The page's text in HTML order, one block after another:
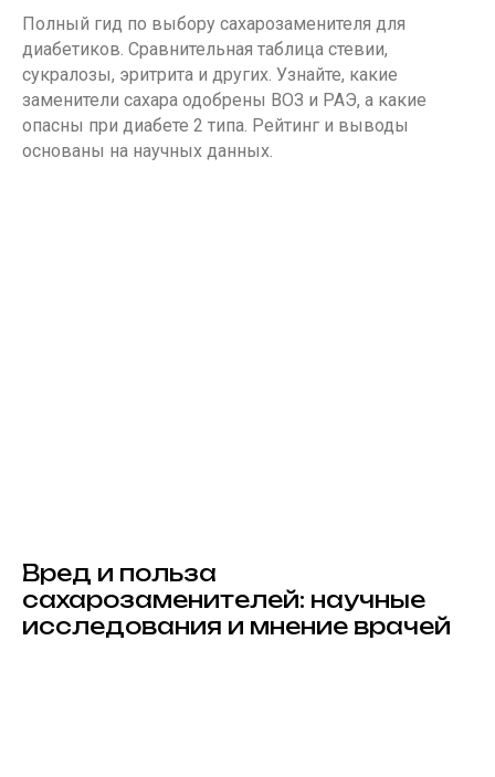
Полный гид по выбору сахарозаменителя для
диабетиков. Сравнительная таблица стевии,
сукралозы, эритрита и других. Узнайте, какие
заменители сахара одобрены ВОЗ и РАЭ, а какие
опасны при диабете 2 типа. Рейтинг и выводы
основаны на научных данных.
Вред и польза
сахарозаменителей: научные
исследования и мнение врачей